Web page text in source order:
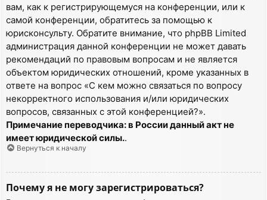
вам, как к регистрирующемуся на конференции, или к
самой конференции, обратитесь за помощью к
юрисконсульту. Обратите внимание, что phpBB Limited
администрация данной конференции не может давать
рекомендаций по правовым вопросам и не является
объектом юридических отношений, кроме указанных в
ответе на вопрос «С кем можно связаться по вопросу
некорректного использования и/или юридических
вопросов, связанных с этой конференцией?».
Примечание переводчика: в России данный акт не
имеет юридической силы..
Вернуться к началу
Почему я не могу зарегистрироваться?